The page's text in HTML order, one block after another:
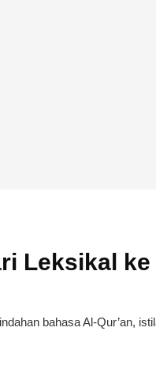
Leksikal
bahasa Al-Qur’an,